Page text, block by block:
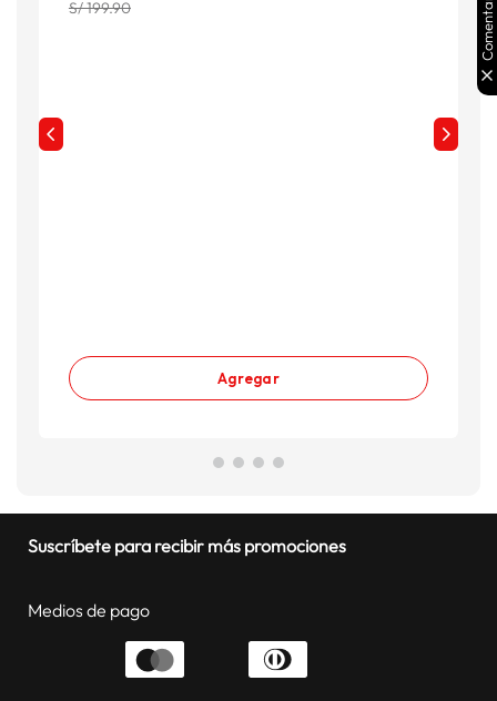
S/ 199.90
Agregar
Suscríbete para recibir más promociones
Medios de pago
Comentarios